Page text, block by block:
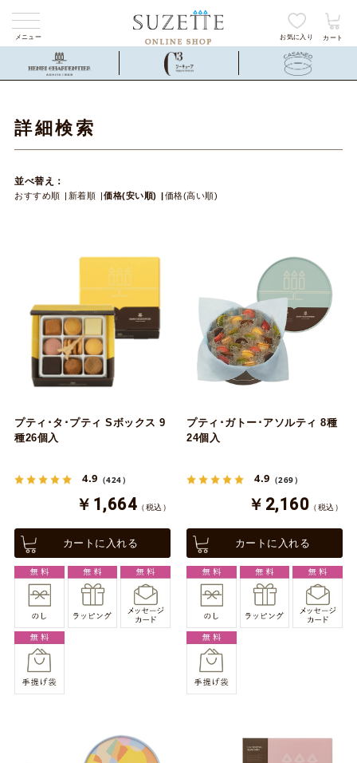
メニュー お気に入り カート
詳細検索
並べ替え：
おすすめ順 新着順 価格(安い順) 価格(高い順)
プティ･タ･プティ Sボックス 9
種26個入
4.9 （424）
￥1,664 （税込）
カートに入れる
プティ･ガトー･アソルティ 8種
24個入
4.9 （269）
￥2,160 （税込）
カートに入れる